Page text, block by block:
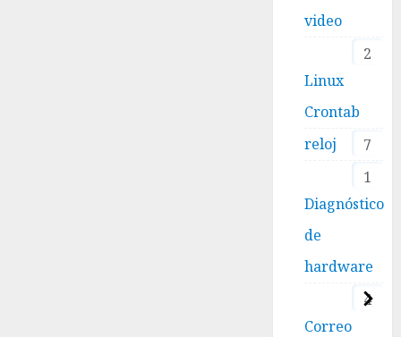
video
2
Linux
Crontab
7
reloj
1
Diagnóstico
de
hardware
4
Correo